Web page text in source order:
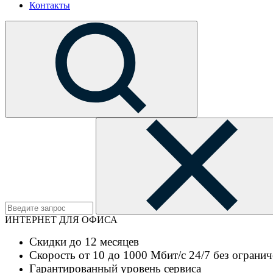
Контакты
ИНТЕРНЕТ ДЛЯ ОФИСА
Скидки до 12 месяцев
Скорость от 10 до 1000 Мбит/с 24/7 без
Гарантированный уровень сервиса